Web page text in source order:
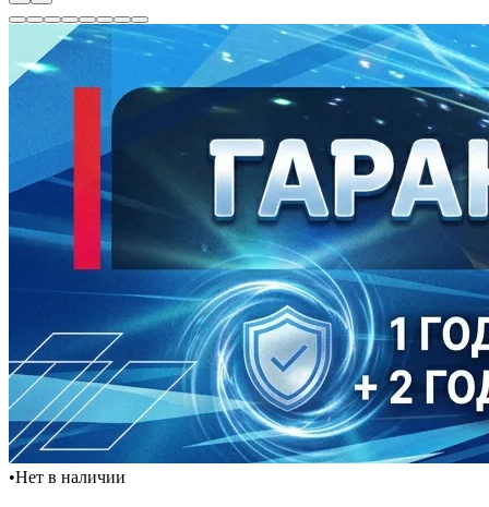
•Нет в наличии